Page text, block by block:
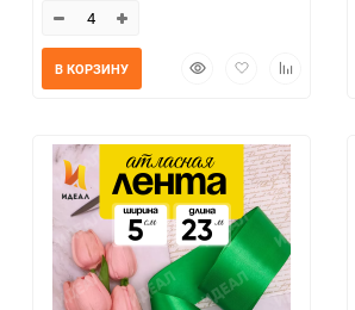
БыстрыйДобавитьДобавить
В КОРЗИНУ